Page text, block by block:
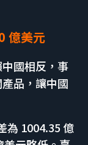
億美元
國相反，事
品，讓中國
為 1004.35 億